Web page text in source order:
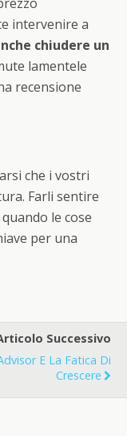
intervenire a
chiudere un
lamentele
recensione
che i vostri
Farli sentire
le cose
per una
Successivo
E La Fatica Di
Crescere